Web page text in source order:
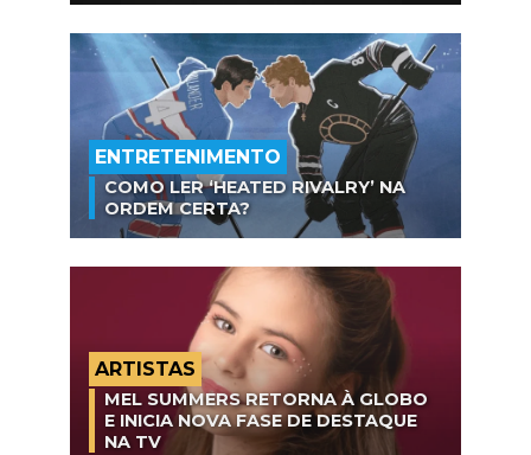
ENTRETENIMENTO
COMO LER ‘HEATED RIVALRY’ NA
ORDEM CERTA?
ARTISTAS
MEL SUMMERS RETORNA À GLOBO
E INICIA NOVA FASE DE DESTAQUE
NA TV